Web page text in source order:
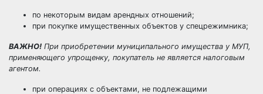
по некоторым видам арендных отношений;
при покупке имущественных объектов у спецрежимника;
ВАЖНО! При приобретении муниципального имущества у МУП,
применяющего упрощенку, покупатель не является налоговым
агентом.
при операциях с объектами, не подлежащими